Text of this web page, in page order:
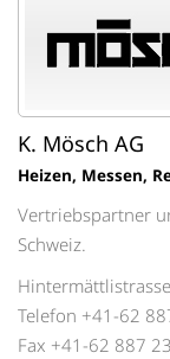
K. Mösch AG
Heizen, Messen,
Vertriebspartner
Schweiz.
Hintermättlistrasse
Telefon +41-62
Fax +41-62 887